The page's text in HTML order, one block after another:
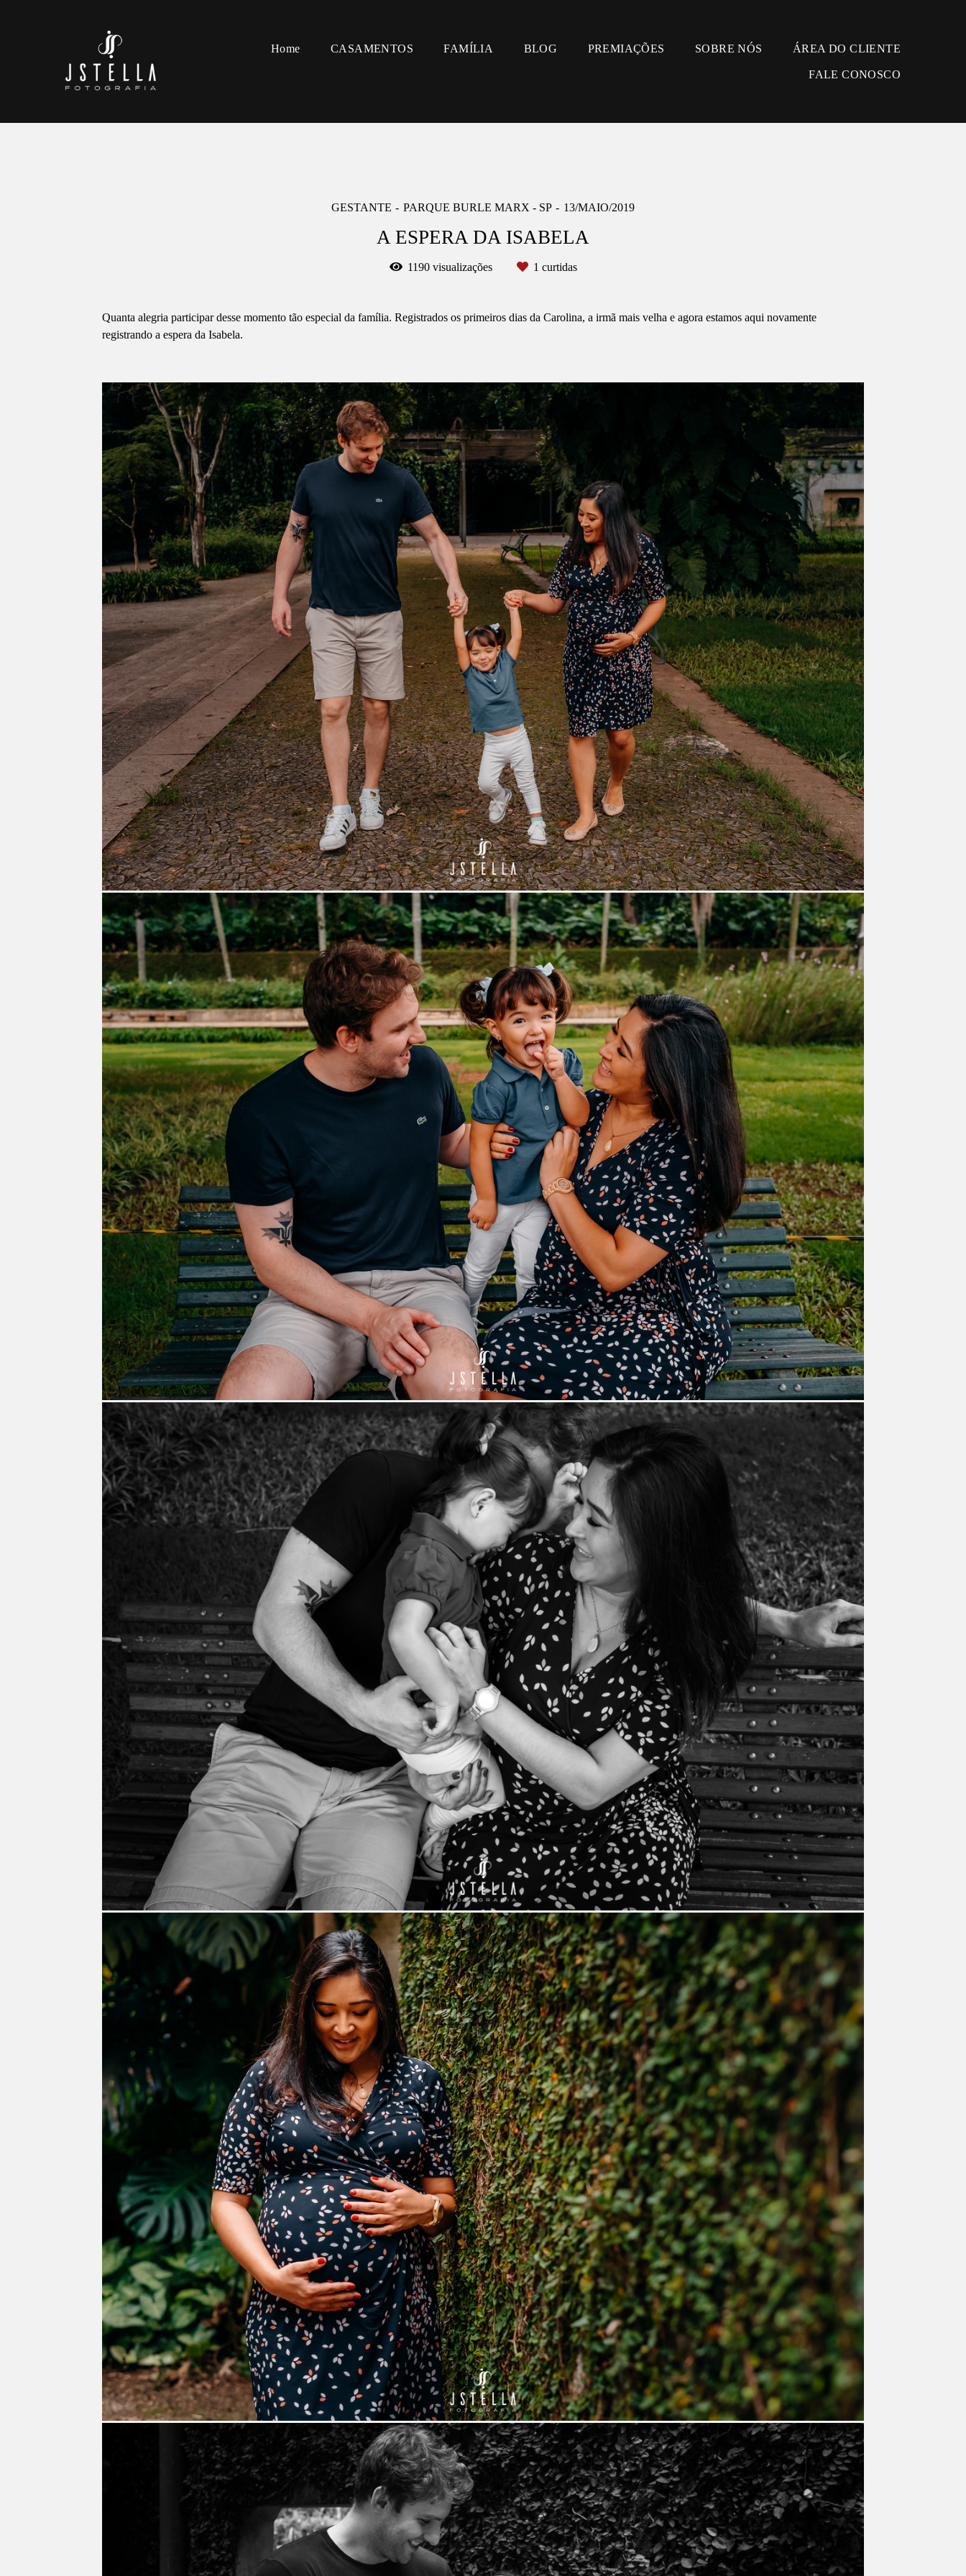
Home CASAMENTOS FAMÍLIA BLOG PREMIAÇÕES SOBRE NÓS ÁREA DO CLIENTE
FALE CONOSCO
GESTANTE PARQUE BURLE MARX - SP 13/MAIO/2019
A ESPERA DA ISABELA
1190visualizações 1 curtidas
Quanta alegria participar desse momento tão especial da família. Registrados os primeiros dias da Carolina, a irmã mais velha e agora estamos aqui novamente
registrando a espera da Isabela.